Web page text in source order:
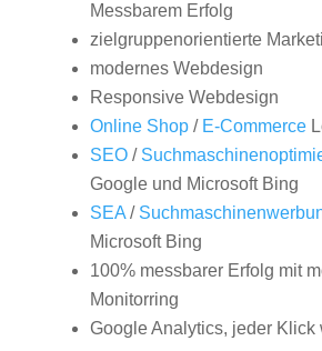
Messbarem Erfolg
zielgruppenorientierte
modernes Webdesign
Responsive Webdesign
Online Shop/ E-Commerce
SEO/
Google und Microsoft Bing
SEA/
Microsoft Bing
100% messbarer Erfolg mit
Monitorring
Google Analytics, jeder Klick